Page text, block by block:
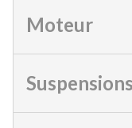
Moteur
Suspensions